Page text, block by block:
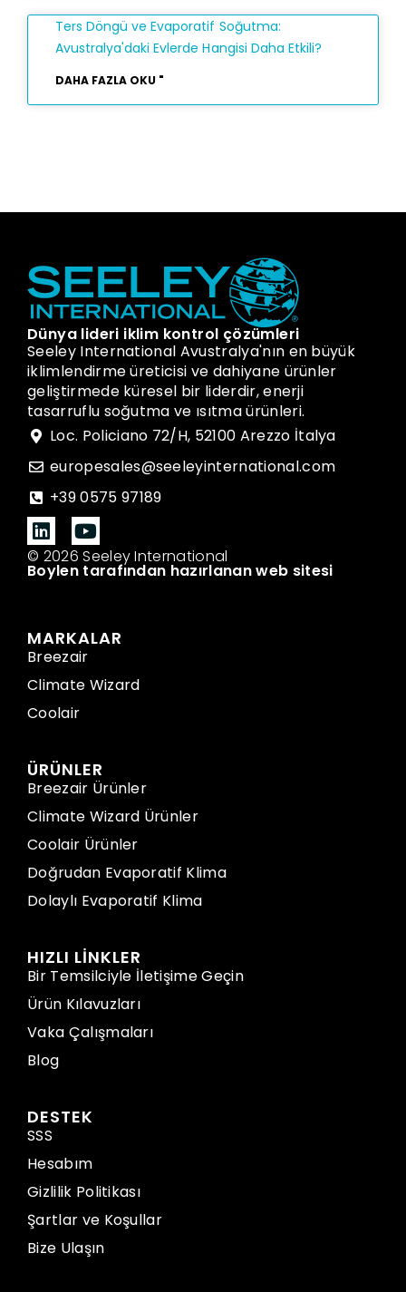
Ters Döngü ve Evaporatif Soğutma:
Avustralya'daki Evlerde Hangisi Daha Etkili?
DAHA FAZLA OKU "
Dünya lideri iklim kontrol çözümleri
Seeley International Avustralya'nın en büyük
iklimlendirme üreticisi ve dahiyane ürünler
geliştirmede küresel bir liderdir, enerji
tasarruflu soğutma ve ısıtma ürünleri.
Loc. Policiano 72/H, 52100 Arezzo İtalya
europesales@seeleyinternational.com
+39 0575 97189
© 2026 Seeley International
Boylen tarafından hazırlanan web sitesi
MARKALAR
Breezair
Climate Wizard
Coolair
ÜRÜNLER
Breezair Ürünler
Climate Wizard Ürünler
Coolair Ürünler
Doğrudan Evaporatif Klima
Dolaylı Evaporatif Klima
HIZLI LİNKLER
Bir Temsilciyle İletişime Geçin
Ürün Kılavuzları
Vaka Çalışmaları
Blog
DESTEK
SSS
Hesabım
Gizlilik Politikası
Şartlar ve Koşullar
Bize Ulaşın